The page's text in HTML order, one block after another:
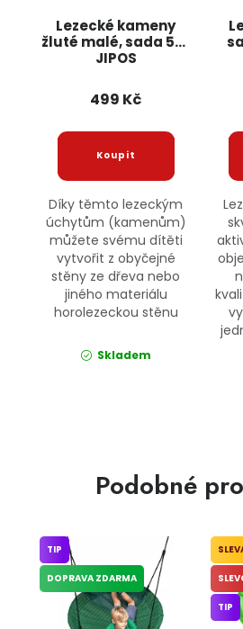
Lezecké kameny
žluté malé, sada 5ks
JIPOS
499 Kč
Díky těmto lezeckým
úchytům (kamenům)
můžete svému dítěti
vytvořit z obyčejné
stěny ze dřeva nebo
jiného materiálu
horolezeckou stěnu
Skladem
Podobné
TIP
DOPRAVA ZDARMA
TIP